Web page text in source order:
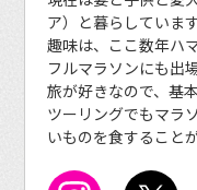
ア）と暮らしています
趣味は、ここ数年ハ
フルマラソンにも出
旅が好きなので、基
ツーリングでもマラ
いものを食すること